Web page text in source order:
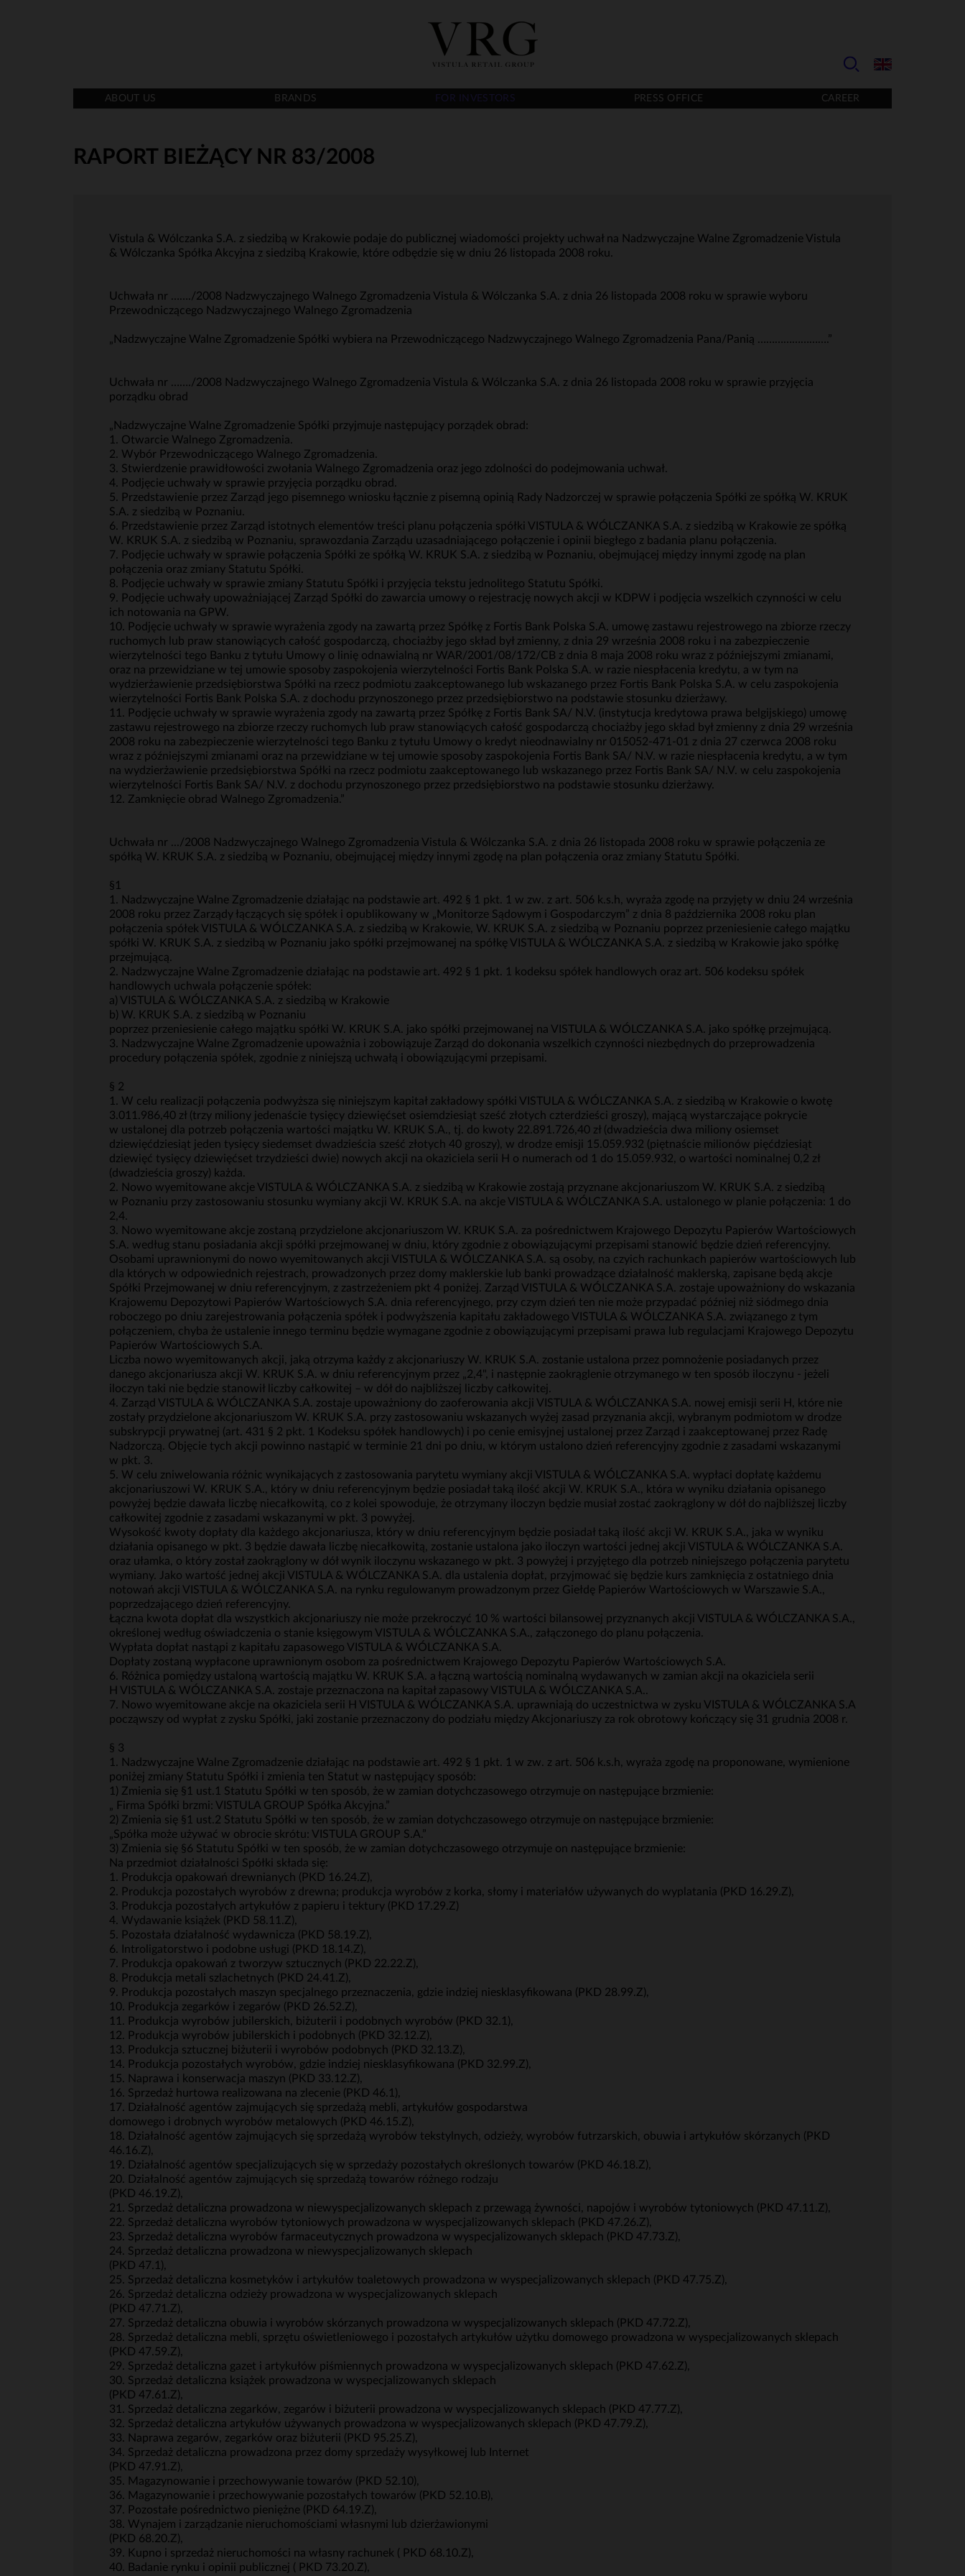
ABOUT US BRANDS FOR INVESTORS PRESS OFFICE CAREER
RAPORT BIEŻĄCY NR 83/2008
Vistula & Wólczanka S.A. z siedzibą w Krakowie podaje do publicznej wiadomości projekty uchwał na Nadzwyczajne Walne Zgromadzenie Vistula
& Wólczanka Spółka Akcyjna z siedzibą Krakowie, które odbędzie się w dniu 26 listopada 2008 roku.
Uchwała nr ……./2008 Nadzwyczajnego Walnego Zgromadzenia Vistula & Wólczanka S.A. z dnia 26 listopada 2008 roku w sprawie wyboru
Przewodniczącego Nadzwyczajnego Walnego Zgromadzenia
„Nadzwyczajne Walne Zgromadzenie Spółki wybiera na Przewodniczącego Nadzwyczajnego Walnego Zgromadzenia Pana/Panią …………………….”
Uchwała nr ……./2008 Nadzwyczajnego Walnego Zgromadzenia Vistula & Wólczanka S.A. z dnia 26 listopada 2008 roku w sprawie przyjęcia
porządku obrad
„Nadzwyczajne Walne Zgromadzenie Spółki przyjmuje następujący porządek obrad:
1. Otwarcie Walnego Zgromadzenia.
2. Wybór Przewodniczącego Walnego Zgromadzenia.
3. Stwierdzenie prawidłowości zwołania Walnego Zgromadzenia oraz jego zdolności do podejmowania uchwał.
4. Podjęcie uchwały w sprawie przyjęcia porządku obrad.
5. Przedstawienie przez Zarząd jego pisemnego wniosku łącznie z pisemną opinią Rady Nadzorczej w sprawie połączenia Spółki ze spółką W. KRUK
S.A. z siedzibą w Poznaniu.
6. Przedstawienie przez Zarząd istotnych elementów treści planu połączenia spółki VISTULA & WÓLCZANKA S.A. z siedzibą w Krakowie ze spółką
W. KRUK S.A. z siedzibą w Poznaniu, sprawozdania Zarządu uzasadniającego połączenie i opinii biegłego z badania planu połączenia.
7. Podjęcie uchwały w sprawie połączenia Spółki ze spółką W. KRUK S.A. z siedzibą w Poznaniu, obejmującej między innymi zgodę na plan
połączenia oraz zmiany Statutu Spółki.
8. Podjęcie uchwały w sprawie zmiany Statutu Spółki i przyjęcia tekstu jednolitego Statutu Spółki.
9. Podjęcie uchwały upoważniającej Zarząd Spółki do zawarcia umowy o rejestrację nowych akcji w KDPW i podjęcia wszelkich czynności w celu
ich notowania na GPW.
10. Podjęcie uchwały w sprawie wyrażenia zgody na zawartą przez Spółkę z Fortis Bank Polska S.A. umowę zastawu rejestrowego na zbiorze rzeczy
ruchomych lub praw stanowiących całość gospodarczą, chociażby jego skład był zmienny, z dnia 29 września 2008 roku i na zabezpieczenie
wierzytelności tego Banku z tytułu Umowy o linię odnawialną nr WAR/2001/08/172/CB z dnia 8 maja 2008 roku wraz z późniejszymi zmianami,
oraz na przewidziane w tej umowie sposoby zaspokojenia wierzytelności Fortis Bank Polska S.A. w razie niespłacenia kredytu, a w tym na
wydzierżawienie przedsiębiorstwa Spółki na rzecz podmiotu zaakceptowanego lub wskazanego przez Fortis Bank Polska S.A. w celu zaspokojenia
wierzytelności Fortis Bank Polska S.A. z dochodu przynoszonego przez przedsiębiorstwo na podstawie stosunku dzierżawy.
11. Podjęcie uchwały w sprawie wyrażenia zgody na zawartą przez Spółkę z Fortis Bank SA/ N.V. (instytucja kredytowa prawa belgijskiego) umowę
zastawu rejestrowego na zbiorze rzeczy ruchomych lub praw stanowiących całość gospodarczą chociażby jego skład był zmienny z dnia 29 września
2008 roku na zabezpieczenie wierzytelności tego Banku z tytułu Umowy o kredyt nieodnawialny nr 015052-471-01 z dnia 27 czerwca 2008 roku
wraz z późniejszymi zmianami oraz na przewidziane w tej umowie sposoby zaspokojenia Fortis Bank SA/ N.V. w razie niespłacenia kredytu, a w tym
na wydzierżawienie przedsiębiorstwa Spółki na rzecz podmiotu zaakceptowanego lub wskazanego przez Fortis Bank SA/ N.V. w celu zaspokojenia
wierzytelności Fortis Bank SA/ N.V. z dochodu przynoszonego przez przedsiębiorstwo na podstawie stosunku dzierżawy.
12. Zamknięcie obrad Walnego Zgromadzenia.”
Uchwała nr .../2008 Nadzwyczajnego Walnego Zgromadzenia Vistula & Wólczanka S.A. z dnia 26 listopada 2008 roku w sprawie połączenia ze
spółką W. KRUK S.A. z siedzibą w Poznaniu, obejmującej między innymi zgodę na plan połączenia oraz zmiany Statutu Spółki.
§1
1. Nadzwyczajne Walne Zgromadzenie działając na podstawie art. 492 § 1 pkt. 1 w zw. z art. 506 k.s.h, wyraża zgodę na przyjęty w dniu 24 września
2008 roku przez Zarządy łączących się spółek i opublikowany w „Monitorze Sądowym i Gospodarczym” z dnia 8 października 2008 roku plan
połączenia spółek VISTULA & WÓLCZANKA S.A. z siedzibą w Krakowie, W. KRUK S.A. z siedzibą w Poznaniu poprzez przeniesienie całego majątku
spółki W. KRUK S.A. z siedzibą w Poznaniu jako spółki przejmowanej na spółkę VISTULA & WÓLCZANKA S.A. z siedzibą w Krakowie jako spółkę
przejmującą.
2. Nadzwyczajne Walne Zgromadzenie działając na podstawie art. 492 § 1 pkt. 1 kodeksu spółek handlowych oraz art. 506 kodeksu spółek
handlowych uchwala połączenie spółek:
a) VISTULA & WÓLCZANKA S.A. z siedzibą w Krakowie
b) W. KRUK S.A. z siedzibą w Poznaniu
poprzez przeniesienie całego majątku spółki W. KRUK S.A. jako spółki przejmowanej na VISTULA & WÓLCZANKA S.A. jako spółkę przejmującą.
3. Nadzwyczajne Walne Zgromadzenie upoważnia i zobowiązuje Zarząd do dokonania wszelkich czynności niezbędnych do przeprowadzenia
procedury połączenia spółek, zgodnie z niniejszą uchwałą i obowiązującymi przepisami.
§ 2
1. W celu realizacji połączenia podwyższa się niniejszym kapitał zakładowy spółki VISTULA & WÓLCZANKA S.A. z siedzibą w Krakowie o kwotę
3.011.986,40 zł (trzy miliony jedenaście tysięcy dziewięćset osiemdziesiąt sześć złotych czterdzieści groszy), mającą wystarczające pokrycie
w ustalonej dla potrzeb połączenia wartości majątku W. KRUK S.A., tj. do kwoty 22.891.726,40 zł (dwadzieścia dwa miliony osiemset
dziewięćdziesiąt jeden tysięcy siedemset dwadzieścia sześć złotych 40 groszy), w drodze emisji 15.059.932 (piętnaście milionów pięćdziesiąt
dziewięć tysięcy dziewięćset trzydzieści dwie) nowych akcji na okaziciela serii H o numerach od 1 do 15.059.932, o wartości nominalnej 0,2 zł
(dwadzieścia groszy) każda.
2. Nowo wyemitowane akcje VISTULA & WÓLCZANKA S.A. z siedzibą w Krakowie zostają przyznane akcjonariuszom W. KRUK S.A. z siedzibą
w Poznaniu przy zastosowaniu stosunku wymiany akcji W. KRUK S.A. na akcje VISTULA & WÓLCZANKA S.A. ustalonego w planie połączenia: 1 do
2,4.
3. Nowo wyemitowane akcje zostaną przydzielone akcjonariuszom W. KRUK S.A. za pośrednictwem Krajowego Depozytu Papierów Wartościowych
S.A. według stanu posiadania akcji spółki przejmowanej w dniu, który zgodnie z obowiązującymi przepisami stanowić będzie dzień referencyjny.
Osobami uprawnionymi do nowo wyemitowanych akcji VISTULA & WÓLCZANKA S.A. są osoby, na czyich rachunkach papierów wartościowych lub
dla których w odpowiednich rejestrach, prowadzonych przez domy maklerskie lub banki prowadzące działalność maklerską, zapisane będą akcje
Spółki Przejmowanej w dniu referencyjnym, z zastrzeżeniem pkt 4 poniżej. Zarząd VISTULA & WÓLCZANKA S.A. zostaje upoważniony do wskazania
Krajowemu Depozytowi Papierów Wartościowych S.A. dnia referencyjnego, przy czym dzień ten nie może przypadać później niż siódmego dnia
roboczego po dniu zarejestrowania połączenia spółek i podwyższenia kapitału zakładowego VISTULA & WÓLCZANKA S.A. związanego z tym
połączeniem, chyba że ustalenie innego terminu będzie wymagane zgodnie z obowiązującymi przepisami prawa lub regulacjami Krajowego Depozytu
Papierów Wartościowych S.A.
Liczba nowo wyemitowanych akcji, jaką otrzyma każdy z akcjonariuszy W. KRUK S.A. zostanie ustalona przez pomnożenie posiadanych przez
danego akcjonariusza akcji W. KRUK S.A. w dniu referencyjnym przez „2,4", i następnie zaokrąglenie otrzymanego w ten sposób iloczynu - jeżeli
iloczyn taki nie będzie stanowił liczby całkowitej – w dół do najbliższej liczby całkowitej.
4. Zarząd VISTULA & WÓLCZANKA S.A. zostaje upoważniony do zaoferowania akcji VISTULA & WÓLCZANKA S.A. nowej emisji serii H, które nie
zostały przydzielone akcjonariuszom W. KRUK S.A. przy zastosowaniu wskazanych wyżej zasad przyznania akcji, wybranym podmiotom w drodze
subskrypcji prywatnej (art. 431 § 2 pkt. 1 Kodeksu spółek handlowych) i po cenie emisyjnej ustalonej przez Zarząd i zaakceptowanej przez Radę
Nadzorczą. Objęcie tych akcji powinno nastąpić w terminie 21 dni po dniu, w którym ustalono dzień referencyjny zgodnie z zasadami wskazanymi
w pkt. 3.
5. W celu zniwelowania różnic wynikających z zastosowania parytetu wymiany akcji VISTULA & WÓLCZANKA S.A. wypłaci dopłatę każdemu
akcjonariuszowi W. KRUK S.A., który w dniu referencyjnym będzie posiadał taką ilość akcji W. KRUK S.A., która w wyniku działania opisanego
powyżej będzie dawała liczbę niecałkowitą, co z kolei spowoduje, że otrzymany iloczyn będzie musiał zostać zaokrąglony w dół do najbliższej liczby
całkowitej zgodnie z zasadami wskazanymi w pkt. 3 powyżej.
Wysokość kwoty dopłaty dla każdego akcjonariusza, który w dniu referencyjnym będzie posiadał taką ilość akcji W. KRUK S.A., jaka w wyniku
działania opisanego w pkt. 3 będzie dawała liczbę niecałkowitą, zostanie ustalona jako iloczyn wartości jednej akcji VISTULA & WÓLCZANKA S.A.
oraz ułamka, o który został zaokrąglony w dół wynik iloczynu wskazanego w pkt. 3 powyżej i przyjętego dla potrzeb niniejszego połączenia parytetu
wymiany. Jako wartość jednej akcji VISTULA & WÓLCZANKA S.A. dla ustalenia dopłat, przyjmować się będzie kurs zamknięcia z ostatniego dnia
notowań akcji VISTULA & WÓLCZANKA S.A. na rynku regulowanym prowadzonym przez Giełdę Papierów Wartościowych w Warszawie S.A.,
poprzedzającego dzień referencyjny.
Łączna kwota dopłat dla wszystkich akcjonariuszy nie może przekroczyć 10 % wartości bilansowej przyznanych akcji VISTULA & WÓLCZANKA S.A.,
określonej według oświadczenia o stanie księgowym VISTULA & WÓLCZANKA S.A., załączonego do planu połączenia.
Wypłata dopłat nastąpi z kapitału zapasowego VISTULA & WÓLCZANKA S.A.
Dopłaty zostaną wypłacone uprawnionym osobom za pośrednictwem Krajowego Depozytu Papierów Wartościowych S.A.
6. Różnica pomiędzy ustaloną wartością majątku W. KRUK S.A. a łączną wartością nominalną wydawanych w zamian akcji na okaziciela serii
H VISTULA & WÓLCZANKA S.A. zostaje przeznaczona na kapitał zapasowy VISTULA & WÓLCZANKA S.A..
7. Nowo wyemitowane akcje na okaziciela serii H VISTULA & WÓLCZANKA S.A. uprawniają do uczestnictwa w zysku VISTULA & WÓLCZANKA S.A
począwszy od wypłat z zysku Spółki, jaki zostanie przeznaczony do podziału między Akcjonariuszy za rok obrotowy kończący się 31 grudnia 2008 r.
§ 3
1. Nadzwyczajne Walne Zgromadzenie działając na podstawie art. 492 § 1 pkt. 1 w zw. z art. 506 k.s.h, wyraża zgodę na proponowane, wymienione
poniżej zmiany Statutu Spółki i zmienia ten Statut w następujący sposób:
1) Zmienia się §1 ust.1 Statutu Spółki w ten sposób, że w zamian dotychczasowego otrzymuje on następujące brzmienie:
„ Firma Spółki brzmi: VISTULA GROUP Spółka Akcyjna.”
2) Zmienia się §1 ust.2 Statutu Spółki w ten sposób, że w zamian dotychczasowego otrzymuje on następujące brzmienie:
„Spółka może używać w obrocie skrótu: VISTULA GROUP S.A.”
3) Zmienia się §6 Statutu Spółki w ten sposób, że w zamian dotychczasowego otrzymuje on następujące brzmienie:
Na przedmiot działalności Spółki składa się:
1. Produkcja opakowań drewnianych (PKD 16.24.Z),
2. Produkcja pozostałych wyrobów z drewna; produkcja wyrobów z korka, słomy i materiałów używanych do wyplatania (PKD 16.29.Z),
3. Produkcja pozostałych artykułów z papieru i tektury (PKD 17.29.Z)
4. Wydawanie książek (PKD 58.11.Z),
5. Pozostała działalność wydawnicza (PKD 58.19.Z),
6. Introligatorstwo i podobne usługi (PKD 18.14.Z),
7. Produkcja opakowań z tworzyw sztucznych (PKD 22.22.Z),
8. Produkcja metali szlachetnych (PKD 24.41.Z),
9. Produkcja pozostałych maszyn specjalnego przeznaczenia, gdzie indziej niesklasyfikowana (PKD 28.99.Z),
10. Produkcja zegarków i zegarów (PKD 26.52.Z),
11. Produkcja wyrobów jubilerskich, biżuterii i podobnych wyrobów (PKD 32.1),
12. Produkcja wyrobów jubilerskich i podobnych (PKD 32.12.Z),
13. Produkcja sztucznej biżuterii i wyrobów podobnych (PKD 32.13.Z),
14. Produkcja pozostałych wyrobów, gdzie indziej niesklasyfikowana (PKD 32.99.Z),
15. Naprawa i konserwacja maszyn (PKD 33.12.Z),
16. Sprzedaż hurtowa realizowana na zlecenie (PKD 46.1),
17. Działalność agentów zajmujących się sprzedażą mebli, artykułów gospodarstwa
domowego i drobnych wyrobów metalowych (PKD 46.15.Z),
18. Działalność agentów zajmujących się sprzedażą wyrobów tekstylnych, odzieży, wyrobów futrzarskich, obuwia i artykułów skórzanych (PKD
46.16.Z),
19. Działalność agentów specjalizujących się w sprzedaży pozostałych określonych towarów (PKD 46.18.Z),
20. Działalność agentów zajmujących się sprzedażą towarów różnego rodzaju
(PKD 46.19.Z),
21. Sprzedaż detaliczna prowadzona w niewyspecjalizowanych sklepach z przewagą żywności, napojów i wyrobów tytoniowych (PKD 47.11.Z),
22. Sprzedaż detaliczna wyrobów tytoniowych prowadzona w wyspecjalizowanych sklepach (PKD 47.26.Z),
23. Sprzedaż detaliczna wyrobów farmaceutycznych prowadzona w wyspecjalizowanych sklepach (PKD 47.73.Z),
24. Sprzedaż detaliczna prowadzona w niewyspecjalizowanych sklepach
(PKD 47.1),
25. Sprzedaż detaliczna kosmetyków i artykułów toaletowych prowadzona w wyspecjalizowanych sklepach (PKD 47.75.Z),
26. Sprzedaż detaliczna odzieży prowadzona w wyspecjalizowanych sklepach
(PKD 47.71.Z),
27. Sprzedaż detaliczna obuwia i wyrobów skórzanych prowadzona w wyspecjalizowanych sklepach (PKD 47.72.Z),
28. Sprzedaż detaliczna mebli, sprzętu oświetleniowego i pozostałych artykułów użytku domowego prowadzona w wyspecjalizowanych sklepach
(PKD 47.59.Z),
29. Sprzedaż detaliczna gazet i artykułów piśmiennych prowadzona w wyspecjalizowanych sklepach (PKD 47.62.Z),
30. Sprzedaż detaliczna książek prowadzona w wyspecjalizowanych sklepach
(PKD 47.61.Z),
31. Sprzedaż detaliczna zegarków, zegarów i biżuterii prowadzona w wyspecjalizowanych sklepach (PKD 47.77.Z),
32. Sprzedaż detaliczna artykułów używanych prowadzona w wyspecjalizowanych sklepach (PKD 47.79.Z),
33. Naprawa zegarów, zegarków oraz biżuterii (PKD 95.25.Z),
34. Sprzedaż detaliczna prowadzona przez domy sprzedaży wysyłkowej lub Internet
(PKD 47.91.Z),
35. Magazynowanie i przechowywanie towarów (PKD 52.10),
36. Magazynowanie i przechowywanie pozostałych towarów (PKD 52.10.B),
37. Pozostałe pośrednictwo pieniężne (PKD 64.19.Z),
38. Wynajem i zarządzanie nieruchomościami własnymi lub dzierżawionymi
(PKD 68.20.Z),
39. Kupno i sprzedaż nieruchomości na własny rachunek ( PKD 68.10.Z),
40. Badanie rynku i opinii publicznej ( PKD 73.20.Z),